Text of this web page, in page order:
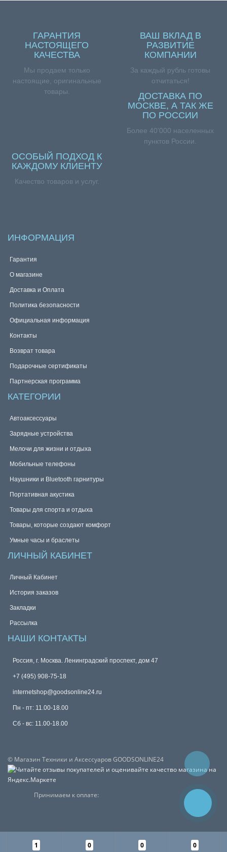
ГАРАНТИЯ
НАСТОЯЩЕГО
КАЧЕСТВА
Мы продаем только
настоящие, оригинальные
товары.
ВАШ ВКЛАД В
РАЗВИТИЕ
КОМПАНИИ
За каждый рубль готовы
отчитаться!
ДОСТАВКА ПО
МОСКВЕ, А ТАК ЖЕ
ПО РОССИИ
Более 40’000 населенных
пунктов России.
ОСОБЫЙ ПОДХОД К
КАЖДОМУ КЛИЕНТУ
Качество товаров и услуг.
ИНФОРМАЦИЯ
Гарантия
О магазине
Доставка и Оплата
Политика безопасности
Официальная информация
Контакты
Возврат товара
Подарочные сертификаты
Партнерская программа
КАТЕГОРИИ
Автоаксессуары
Зарядные устройства
Мелочи для жизни и отдыха
Мобильные телефоны
Наушники и Bluetooth гарнитуры
Портативная акустика
Товары для спорта и отдыха
Товары, которые создают комфорт
Умные часы и браслеты
ЛИЧНЫЙ КАБИНЕТ
Личный Кабинет
История заказов
Закладки
Рассылка
НАШИ КОНТАКТЫ
Россия, г. Москва. Ленинградский проспект, дом 47
+7 (495) 908-75-18
internetshop@goodsonline24.ru
Пн - пт: 11.00-18.00
Сб - вс: 11.00-18.00
© Магазин Техники и Аксессуаров GOODSONLINE24
Принимаем к оплате:
1 0 0 0